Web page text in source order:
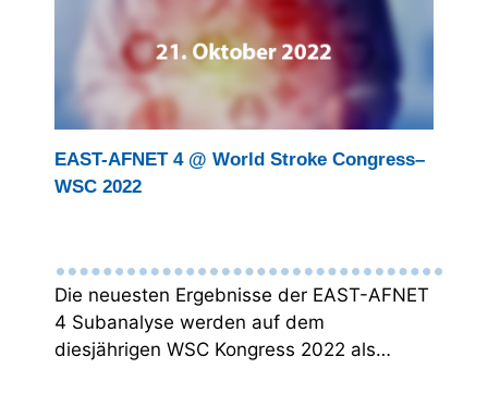
EAST-AFNET 4 @ World Stroke Congress–
WSC 2022
Die neuesten Ergebnisse der EAST-AFNET
4 Subanalyse werden auf dem
diesjährigen WSC Kongress 2022 als…